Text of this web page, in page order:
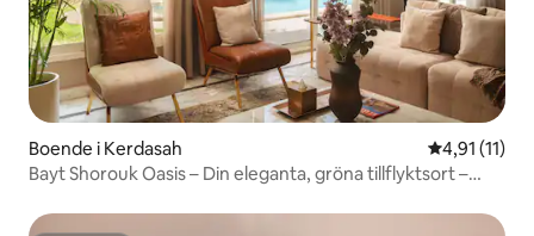
Boende i Kerdasah 4,91 av 5 i
4,91 (11)
Bayt Shorouk Oasis – Din eleganta, gröna tillflyktsort –